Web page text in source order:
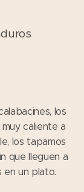
los
caliente a
los tapamos
que lleguen a
en un plato.